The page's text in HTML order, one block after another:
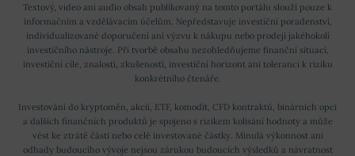
Textový, video ani audio obsah publikovaný na tomto portálu slouží pouze k
informačním a vzdělávacím účelům. Nepředstavuje investiční poradenství,
individualizované doporučení ani výzvu k nákupu nebo prodeji jakéhokoli
investičního nástroje. Při tvorbě obsahu nezohledňujeme finanční situaci,
investiční cíle, znalosti, zkušenosti, investiční horizont ani toleranci k riziku
konkrétního čtenáře.
Investování do kryptoměn, akcií, ETF, komodit, CFD kontraktů, binárních opcí
a dalších finančních produktů je spojeno s rizikem kolísání hodnoty a může
vést ke ztrátě části nebo celé investované částky. Minulá výkonnost ani
odhady budoucího vývoje nejsou zárukou budoucích výsledků a návratnost